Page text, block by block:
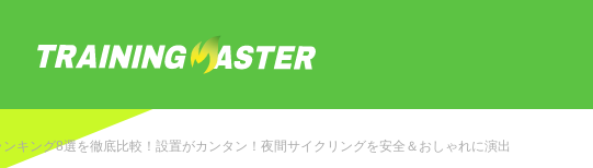
キング8選を徹底比較！設置がカンタン！夜間サイクリングを安全＆おしゃれに演出